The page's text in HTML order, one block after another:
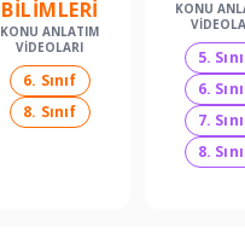
BİLİMLERİ
KONU ANLATIM
VIDEOLARI
6. Sınıf
8. Sınıf
KONU
5.
6.
7.
8.